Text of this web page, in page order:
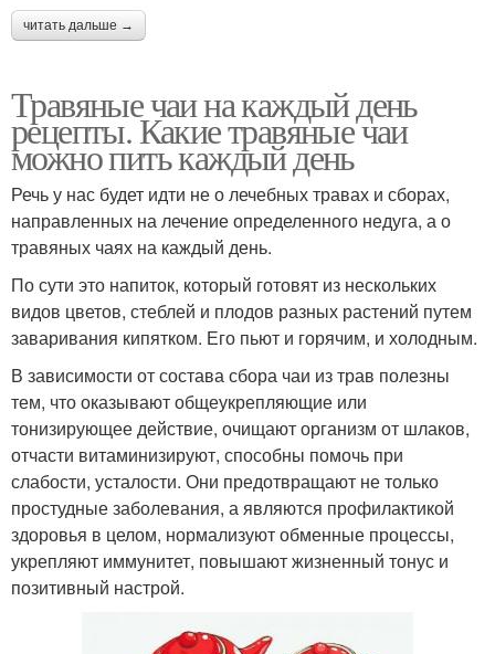
читать дальше →
Травяные чаи на каждый день
рецепты. Какие травяные чаи
можно пить каждый день
Речь у нас будет идти не о лечебных травах и сборах,
направленных на лечение определенного недуга, а о
травяных чаях на каждый день.
По сути это напиток, который готовят из нескольких
видов цветов, стеблей и плодов разных растений путем
заваривания кипятком. Его пьют и горячим, и холодным.
В зависимости от состава сбора чаи из трав полезны
тем, что оказывают общеукрепляющие или
тонизирующее действие, очищают организм от шлаков,
отчасти витаминизируют, способны помочь при
слабости, усталости. Они предотвращают не только
простудные заболевания, а являются профилактикой
здоровья в целом, нормализуют обменные процессы,
укрепляют иммунитет, повышают жизненный тонус и
позитивный настрой.